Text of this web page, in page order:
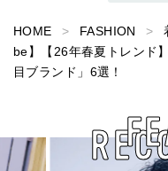
HOME FASHION
be】【26年春夏トレンド
目ブランド」6選！